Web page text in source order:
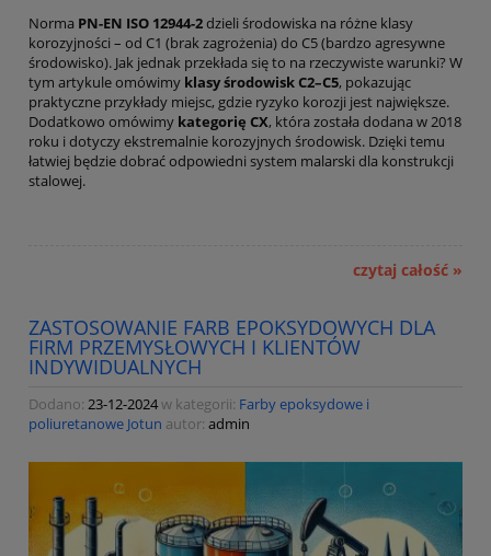
Norma PN-EN ISO 12944-2dzieli środowiska na różne klasy
korozyjności – od C1 (brak zagrożenia) do C5 (bardzo agresywne
środowisko). Jak jednak przekłada się to na rzeczywiste warunki? W
tym artykule omówimy klasy środowisk C2–C5, pokazując
praktyczne przykłady miejsc, gdzie ryzyko korozji jest największe.
Dodatkowo omówimy kategorię CX, która została dodana w 2018
roku i dotyczy ekstremalnie korozyjnych środowisk. Dzięki temu
łatwiej będzie dobrać odpowiedni system malarski dla konstrukcji
stalowej.
czytaj całość »
ZASTOSOWANIE FARB EPOKSYDOWYCH DLA
FIRM PRZEMYSŁOWYCH I KLIENTÓW
INDYWIDUALNYCH
Dodano: 23-12-2024w kategorii: Farby epoksydowe i
poliuretanowe Jotun autor: admin